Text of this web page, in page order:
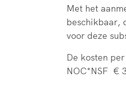
Met het
beschikbaar,
voor deze
De kosten
NOC*NSF €